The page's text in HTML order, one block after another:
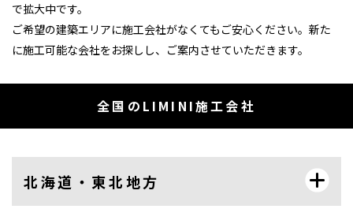
で拡大中です。
ご希望の建築エリアに施工会社がなくてもご安心ください。新た
に施工可能な会社をお探しし、ご案内させていただきます。
全国のLIMINI施工会社
北海道・東北地方